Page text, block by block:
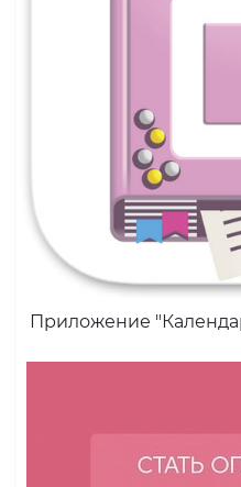
Приложение